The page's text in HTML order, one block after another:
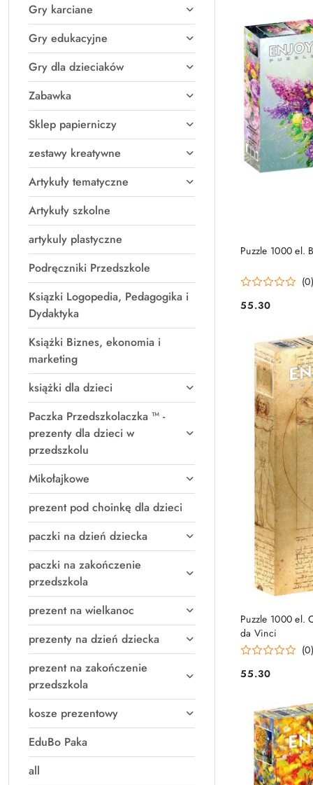
Gry karciane
Gry edukacyjne
Gry dla dzieciaków
Zabawka
Sklep papierniczy
zestawy kreatywne
Artykuły tematyczne
Artykuły szkolne
artykuly plastyczne
Podręczniki Przedszkole
Ksiązki Logopedia, Pedagogika i
Dydaktyka
Książki Biznes, ekonomia i
marketing
książki dla dzieci
Paczka Przedszkolaczka ™ -
prezenty dla dzieci w
przedszkolu
Mikołajkowe
prezent pod choinkę dla dzieci
paczki na dzień dziecka
paczki na zakończenie
przedszkola
prezent na wielkanoc
prezenty na dzień dziecka
prezent na zakończenie
przedszkola
kosze prezentowy
EduBo Paka
all
Puzzle 1000 el.
(0)
Cena:
55.30
Puzzle 1000 el.
da Vinci
(0)
Cena:
55.30